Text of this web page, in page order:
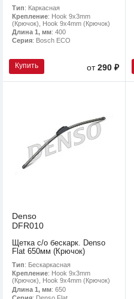
Тип: Каркасная
Крепление: Hook 9x3mm
(Крючок), Hook 9x4mm (Крючок)
Длина 1, мм: 400
Серия: Bosch ECO
Купить от290 ₽
Denso
DFR010
Щетка с/о бескарк. Denso
Flat 650мм (Крючок)
Тип: Бескаркасная
Крепление: Hook 9x3mm
(Крючок), Hook 9x4mm (Крючок)
Длина 1, мм: 650